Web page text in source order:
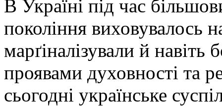
В Україні під час
покоління виховувалось
марґіналізували й
проявами духовності та
сьогодні українське